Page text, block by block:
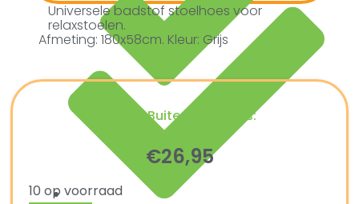
Universele badstof stoelhoes voor
relaxstoelen.
Afmeting: 180x58cm. Kleur: Grijs
Ultiem Buitenleven prijs:
€26,95
10 op voorraad